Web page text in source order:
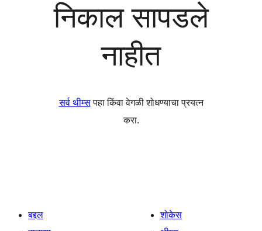
निकाल सापडले
नाहीत
सर्व थीम्सपहा किंवा वेगळी शोधण्याचा प्रयत्न
करा.
बद्दल
शोकेस